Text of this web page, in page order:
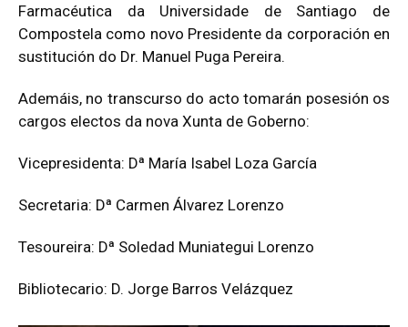
Galicia
Farmacéutica da Universidade de Santiago de
Compostela como novo Presidente da corporación en
sustitución do Dr. Manuel Puga Pereira.
Ademáis, no transcurso do acto tomarán posesión os
cargos electos da nova Xunta de Goberno:
Vicepresidenta: Dª María Isabel Loza García
Secretaria: Dª Carmen Álvarez Lorenzo
Tesoureira: Dª Soledad Muniategui Lorenzo
Bibliotecario: D. Jorge Barros Velázquez